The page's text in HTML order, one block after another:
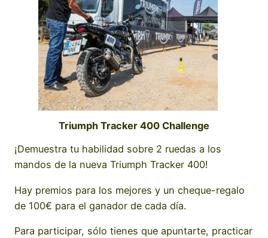
Triumph Tracker 400 Challenge
¡Demuestra tu habilidad sobre 2 ruedas a los
mandos de la nueva Triumph Tracker 400!
Hay premios para los mejores y un cheque-regalo
de 100€ para el ganador de cada día.
Para participar, sólo tienes que apuntarte, practicar